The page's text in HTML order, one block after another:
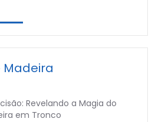
Madeira
Revelando a Magia do
em Tronco